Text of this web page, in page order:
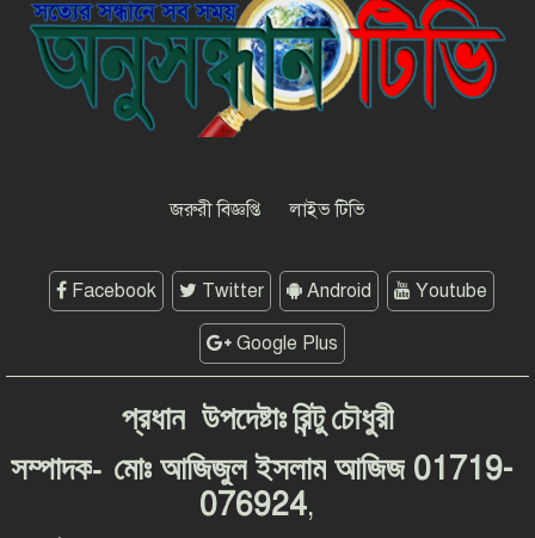
সাংবাদিকতার মর্যাদা রক্ষায় ঐক্যের
প্রত্যয়, জেএসএস চট্টগ্রাম মহানগর
কমিটির নতুন নেতৃত্বের পরিচিতি
শফিকের মুক্তি ও মামলা প্রত্যাহারের
দেশব্যাপী আন্দোলনের হুঁশিয়ারি
জরুরী বিজ্ঞপ্তি লাইভ টিভি
Facebook Twitter Android Youtube
Google Plus
প্রধান উপদেষ্টাঃরিন্টু চৌধুরী
সম্পাদক- মোঃ আজিজুল ইসলাম আজিজ 01719-
076924,